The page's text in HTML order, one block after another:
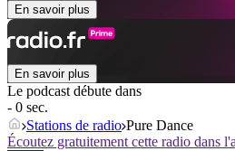
En savoir plus
En savoir plus
Le podcast débute dans
- 0 sec.
Stations de radio Pure Dance
Écoutez gratuitement cette radio dans